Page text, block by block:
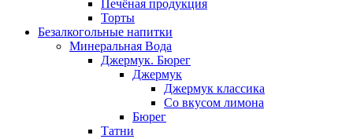
Печёная продукция
Торты
Безалкогольные напитки
Минеральная Вода
Джермук. Бюрег
Джермук
Джермук классика
Со вкусом лимона
Бюрег
Татни